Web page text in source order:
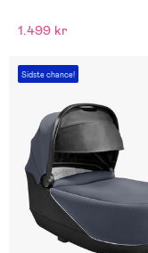
1.499 kr
Sidste chance!